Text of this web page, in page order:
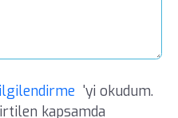
'yi okudum.
kapsamda